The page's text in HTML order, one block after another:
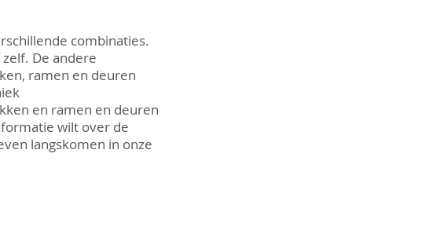
geven. Het hout
een levensduur van
harder en
grijze kleur
te laten behandelen.
naar de dieverse
combinaties.
De andere
ramen en deuren
en ramen en deuren
wilt over de
langskomen in onze